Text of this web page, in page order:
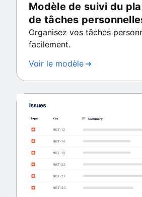
Modèle de suivi du
de tâches
Organisez vos tâches
facilement.
Voir le modèle